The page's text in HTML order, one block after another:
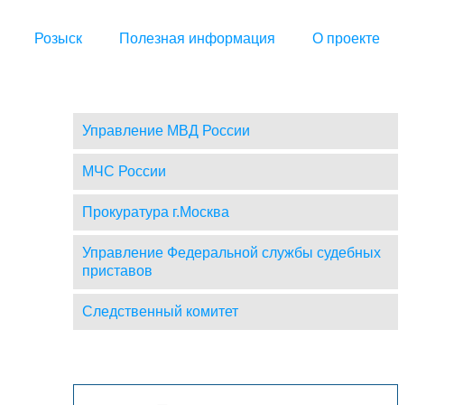
Розыск Полезная информация О проекте
Управление МВД России
МЧС России
Прокуратура г.Москва
Управление Федеральной службы судебных
приставов
Следственный комитет